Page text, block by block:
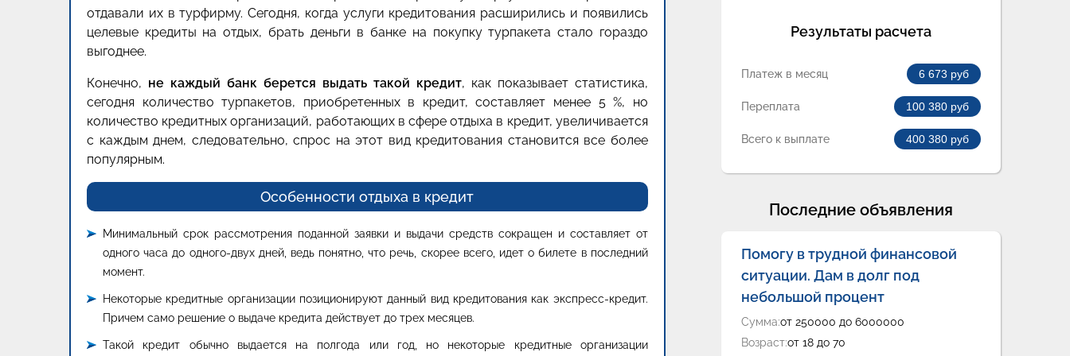
отдавали их в турфирму. Сегодня, когда услуги кредитования расширились и появились
целевые кредиты на отдых, брать деньги в банке на покупку турпакета стало гораздо
выгоднее.
Конечно, не каждый банк берется выдать такой кредит, как показывает статистика,
сегодня количество турпакетов, приобретенных в кредит, составляет менее 5 %, но
количество кредитных организаций, работающих в сфере отдыха в кредит, увеличивается
с каждым днем, следовательно, спрос на этот вид кредитования становится все более
популярным.
Особенности отдыха в кредит
Минимальный срок рассмотрения поданной заявки и выдачи средств сокращен и составляет от
одного часа до одного-двух дней, ведь понятно, что речь, скорее всего, идет о билете в последний
момент.
Некоторые кредитные организации позиционируют данный вид кредитования как экспресс-кредит.
Причем само решение о выдаче кредита действует до трех месяцев.
Такой кредит обычно выдается на полгода или год, но некоторые кредитные организации
Результаты расчета
Платеж в месяц 6 673 руб
Переплата 100 380 руб
Всего к выплате 400 380 руб
Последние объявления
Помогу в трудной финансовой
ситуации. Дам в долг под
небольшой процент
Сумма:от 250000 до 6000000
Возраст:от 18 до 70